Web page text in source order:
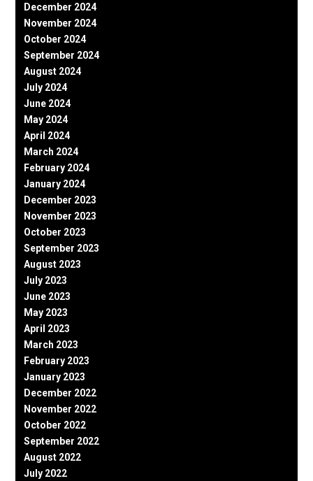
December 2024
November 2024
October 2024
September 2024
August 2024
July 2024
June 2024
May 2024
April 2024
March 2024
February 2024
January 2024
December 2023
November 2023
October 2023
September 2023
August 2023
July 2023
June 2023
May 2023
April 2023
March 2023
February 2023
January 2023
December 2022
November 2022
October 2022
September 2022
August 2022
July 2022